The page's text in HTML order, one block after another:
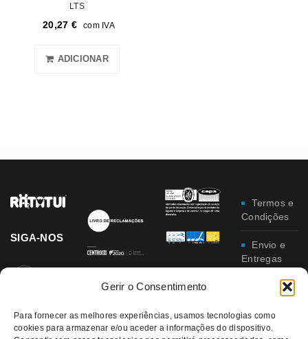
Gerir o Consentimento
Para fornecer as melhores experiências, usamos tecnologias como
cookies para armazenar e/ou aceder a informações do dispositivo.
LTS
20,27 € com IVA
ADICIONAR
SIGA-NOS
Termos e
Condições
Envio e
Entregas
Trocas e
Política